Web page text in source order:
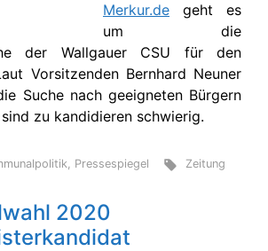
Merkur.de geht es
um die
der Wallgauer CSU für den
Vorsitzenden Bernhard Neuner
Suche nach geeigneten Bürgern
zu kandidieren schwierig.
, Pressespiegel Zeitung
2020